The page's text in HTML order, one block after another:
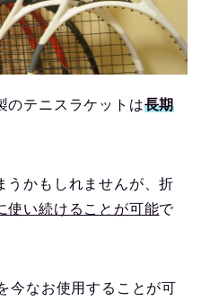
のテニスラケットは長期
うかもしれませんが、折
使い続けることが可能で
今なお使用することが可